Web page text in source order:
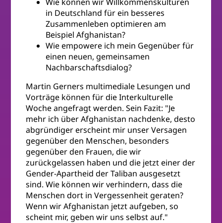
in Deutschland für ein besseres
Zusammenleben optimieren am
Beispiel Afghanistan?
Wie empowere ich mein Gegenüber für
einen neuen, gemeinsamen
Nachbarschaftsdialog?
Martin Gerners multimediale Lesungen und
Vorträge können für die Interkulturelle
Woche angefragt werden. Sein Fazit: "Je
mehr ich über Afghanistan nachdenke, desto
abgründiger erscheint mir unser Versagen
gegenüber den Menschen, besonders
gegenüber den Frauen, die wir
zurückgelassen haben und die jetzt einer der
Gender-Apartheid der Taliban ausgesetzt
sind. Wie können wir verhindern, dass die
Menschen dort in Vergessenheit geraten?
Wenn wir Afghanistan jetzt aufgeben, so
scheint mir, geben wir uns selbst auf."